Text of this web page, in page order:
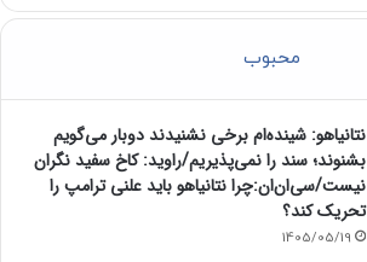
محبوب
نتانیاهو: شینده‌ام برخی نشنیدند دوبار می‌گویم
بشنوند؛ سند را نمی‌پذیریم/راوید: کاخ سفید نگران
نیست/سی‌ان‌ان:چرا نتانیاهو باید علنی ترامپ را
تحریک کند؟
1405/05/19